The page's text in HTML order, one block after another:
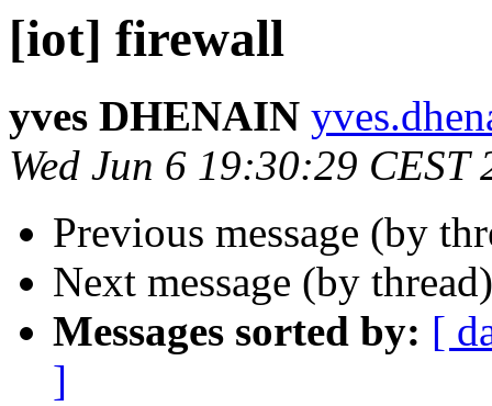
[iot] firewall
yves DHENAIN
Wed Jun 6 19:30:29 CEST
Previous message (by
Next message (by
Messages sorted by: [
]